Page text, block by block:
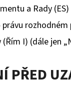
a Rady
právu
I) (dále jen
PŘED